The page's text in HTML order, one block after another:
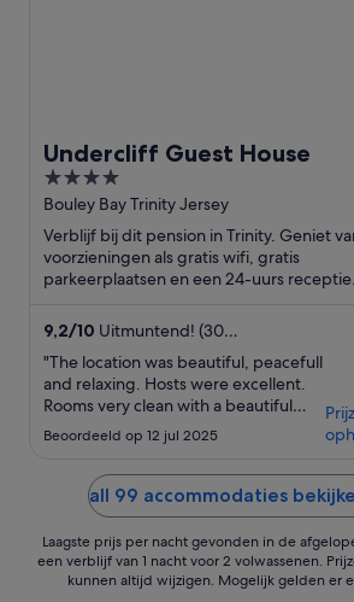
Undercliff Guest House
4
out
of
5
Bouley Bay Trinity Jersey
Verblijf bij dit pension in Trinity. Geniet
voorzieningen als gratis wifi, gratis
parkeerplaatsen en een 24-uurs
9,2/10 Uitmuntend! (30
beoordelingen)
"The location was beautiful, peacefull
and relaxing. Hosts were excellent.
Rooms very clean with a beautiful
selection of continental breakfast on
the first day. You could not ask for
any more. Local snorkelling, fishing,
and beach area, also walking routes.
Would definitely come back."
Beoordeeld op 12 jul 2025
all 99 accommodaties
Laagste prijs per nacht gevonden in de
een verblijf van 1 nacht voor 2 volwassenen.
kunnen altijd wijzigen. Mogelijk gelden er